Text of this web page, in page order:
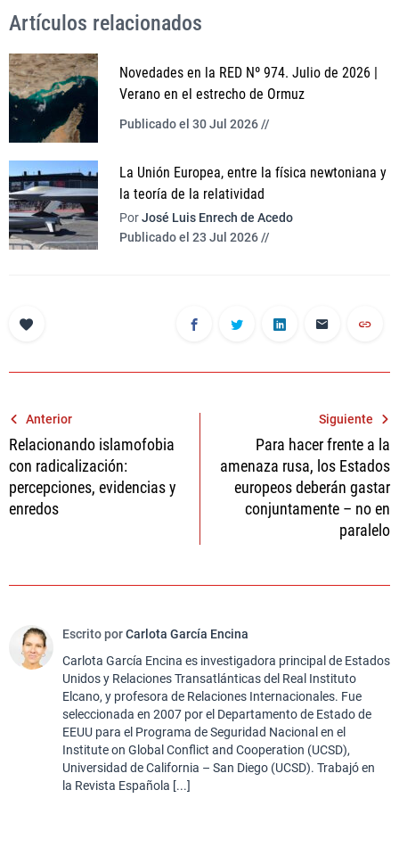
Artículos relacionados
Novedades en la RED Nº 974. Julio de 2026 |
Verano en el estrecho de Ormuz
Publicado el 30 Jul 2026 //
La Unión Europea, entre la física newtoniana y
la teoría de la relatividad
PorJosé Luis Enrech de Acedo
Publicado el 23 Jul 2026 //
Navegación
de
entradas
Anterior
Relacionando islamofobia
con radicalización:
percepciones, evidencias y
enredos
Siguiente
Para hacer frente a la
amenaza rusa, los Estados
europeos deberán gastar
conjuntamente – no en
paralelo
Escrito porCarlota García Encina
Carlota García Encina es investigadora principal de Estados
Unidos y Relaciones Transatlánticas del Real Instituto
Elcano, y profesora de Relaciones Internacionales. Fue
seleccionada en 2007 por el Departamento de Estado de
EEUU para el Programa de Seguridad Nacional en el
Institute on Global Conflict and Cooperation (UCSD),
Universidad de California – San Diego (UCSD). Trabajó en
la Revista Española [...]